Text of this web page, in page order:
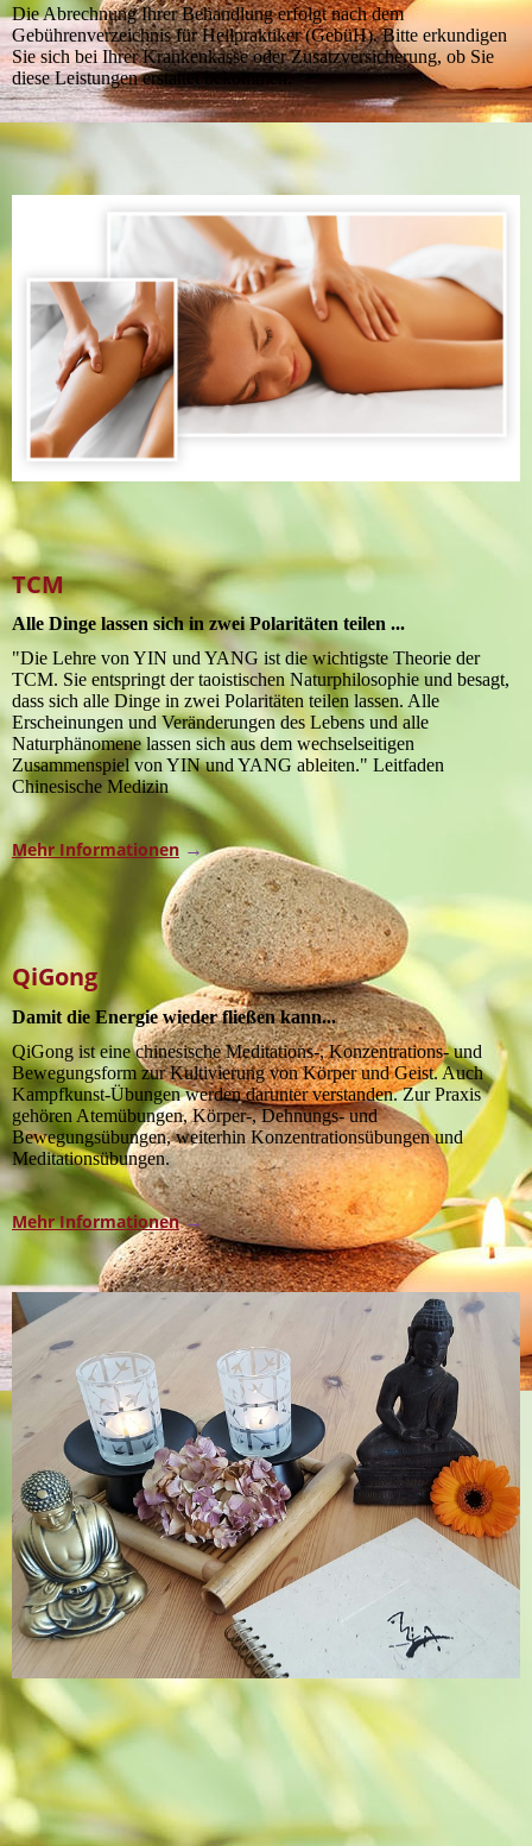
Die Abrechnung Ihrer Behandlung erfolgt nach dem
Gebührenverzeichnis für Heilpraktiker (GebüH). Bitte erkundigen
Sie sich bei Ihrer Krankenkasse oder Zusatzversicherung, ob Sie
diese Leistungen erstattet bekommen.
TCM
Alle Dinge lassen sich in zwei Polaritäten teilen ...
"Die Lehre von YIN und YANG ist die wichtigste Theorie der
TCM. Sie entspringt der taoistischen Naturphilosophie und besagt,
dass sich alle Dinge in zwei Polaritäten teilen lassen. Alle
Erscheinungen und Veränderungen des Lebens und alle
Naturphänomene lassen sich aus dem wechselseitigen
Zusammenspiel von YIN und YANG ableiten." Leitfaden
Chinesische Medizin
Mehr Informationen→
QiGong
Damit die Energie wieder fließen kann...
QiGong ist eine chinesische Meditations-, Konzentrations- und
Bewegungsform zur Kultivierung von Körper und Geist. Auch
Kampfkunst-Übungen werden darunter verstanden. Zur Praxis
gehören Atemübungen, Körper-, Dehnungs- und
Bewegungsübungen, weiterhin Konzentrationsübungen und
Meditationsübungen.
Mehr Informationen→